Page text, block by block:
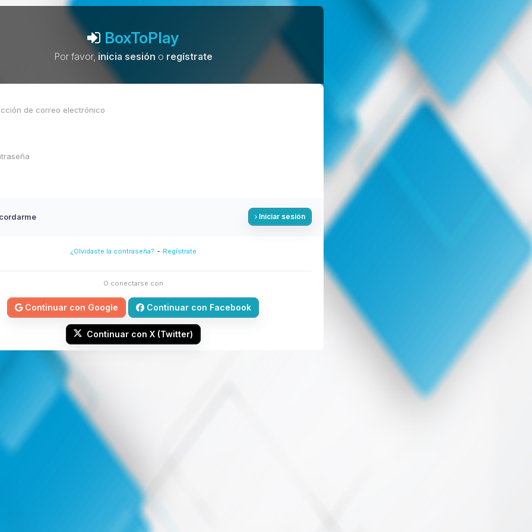
BoxToPlay
Por favor,inicia sesión o regístrate
Iniciar sesión
¿Olvidaste la contraseña? - Regístrate
O conectarse con
Continuar con Google Continuar con Facebook
Continuar con X (Twitter)